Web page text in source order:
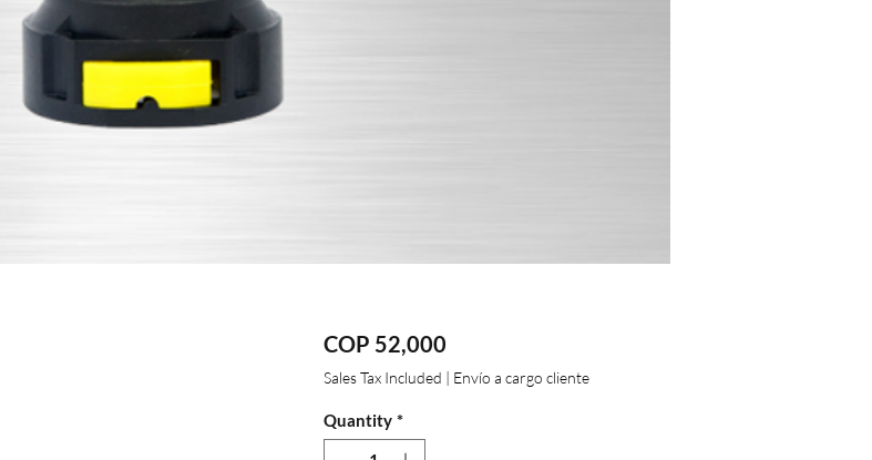
COP 52,000Price
Sales Tax Included | Envío a cargo cliente
Quantity *